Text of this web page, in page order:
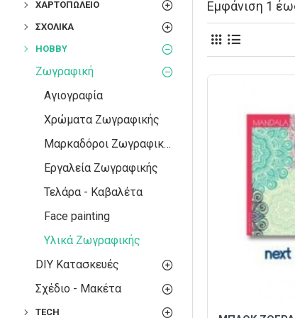
ΧΑΡΤΟΠΩΛΕΊΟ
ΣΧΟΛΙΚΆ
HOBBY
Ζωγραφική
Αγιογραφία
Χρώματα Ζωγραφικής
Μαρκαδόροι Ζωγραφικής
Εργαλεία Ζωγραφικής
Τελάρα - Καβαλέτα
Face painting
Υλικά Ζωγραφικής
DIY Κατασκευές
Σχέδιο - Μακέτα
TECH
Εμφάνιση 1